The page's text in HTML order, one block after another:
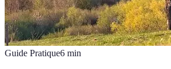
Guide Pratique6 min